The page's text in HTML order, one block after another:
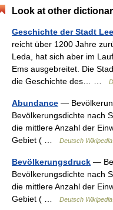
Look at other
Geschichte der Stadt
reicht über 1200 Jahre
Leda, hat sich aber im
Ems ausgebreitet. Die
die Geschichte des… …
Abundance —
Bevölkerungsdichte nach
die mittlere Anzahl der
Gebiet ( …
Deutsch Wikipedia
Bevölkerungsdruck —
Bevölkerungsdichte nach
die mittlere Anzahl der
Gebiet ( …
Deutsch Wikipedia